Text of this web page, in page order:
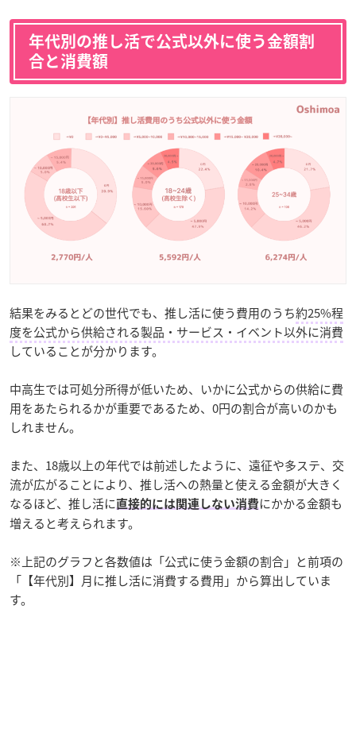
年代別の推し活で公式以外に使う金額割
合と消費額
結果をみるとどの世代でも、推し活に使う費用のうち約25%程
度を公式から供給される製品・サービス・イベント以外に消費
していることが分かります。
中高生では可処分所得が低いため、いかに公式からの供給に費
用をあたられるかが重要であるため、0円の割合が高いのかも
しれません。
また、18歳以上の年代では前述したように、遠征や多ステ、交
流が広がることにより、推し活への熱量と使える金額が大きく
なるほど、推し活に直接的には関連しない消費 にかかる金額も
増えると考えられます。
※上記のグラフと各数値は「公式に使う金額の割合」と前項の
「【年代別】月に推し活に消費する費用」から算出していま
す。